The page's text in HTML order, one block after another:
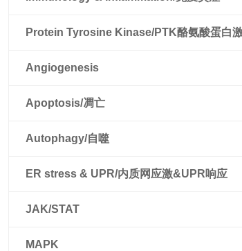
Protein Tyrosine Kinase/PTK酪氨酸蛋白
Angiogenesis
Apoptosis/凋亡
Autophagy/自噬
ER stress & UPR/内质网应激&UPR响应
JAK/STAT
MAPK